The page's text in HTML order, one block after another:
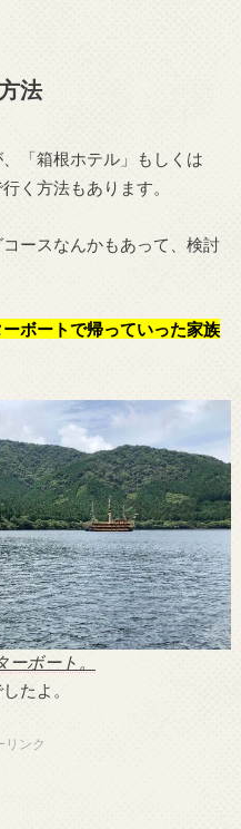
法
「箱根ホテル」もしくは
く方法もあります。
ースなんかもあって、検討
ボートで帰っていった家族
ボート。
たよ。
リンク